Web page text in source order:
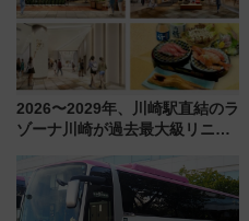
2026〜2029年、川崎駅直結のラ
ゾーナ川崎が過去最大級リニュ
「いつから何が変わるか」徹底
解説！